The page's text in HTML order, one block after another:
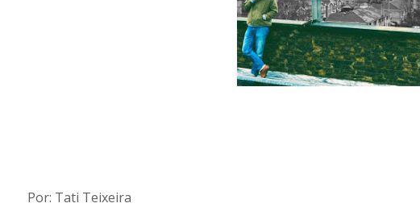
Por: Tati Teixeira